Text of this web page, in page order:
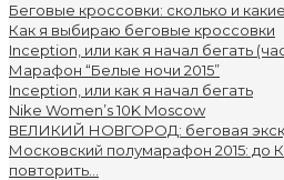
Беговые кроссовки: сколько и
Как я выбираю беговые кроссовки
Inception, или как я начал бегать
Марафон “Белые ночи 2015”
Inception, или как я начал бегать
Nike Women’s 10K Moscow
ВЕЛИКИЙ НОВГОРОД: беговая
Московский полумарафон 2015: до
повторить...